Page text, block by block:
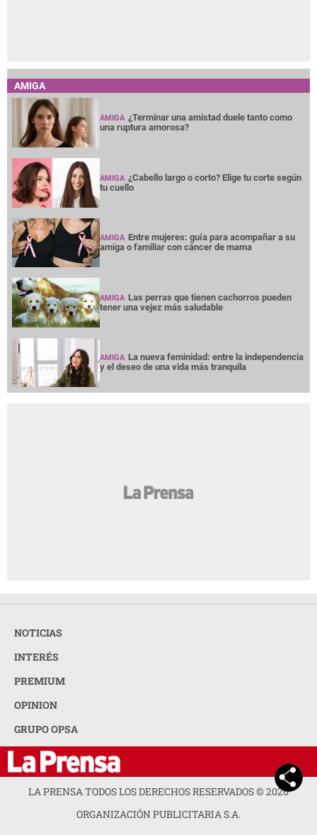
AMIGA
AMIGA ¿Terminar una amistad duele tanto como
una ruptura amorosa?
AMIGA ¿Cabello largo o corto? Elige tu corte según
tu cuello
AMIGA Entre mujeres: guía para acompañar a su
amiga o familiar con cáncer de mama
AMIGA Las perras que tienen cachorros pueden
tener una vejez más saludable
AMIGA La nueva feminidad: entre la independencia
y el deseo de una vida más tranquila
NOTICIAS
INTERÉS
PREMIUM
OPINION
GRUPO OPSA
LA PRENSA TODOS LOS DERECHOS RESERVADOS ©2026
ORGANIZACIÓN PUBLICITARIA S.A.